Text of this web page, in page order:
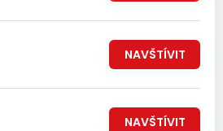
NAVŠTÍVIT
NAVŠTÍVIT